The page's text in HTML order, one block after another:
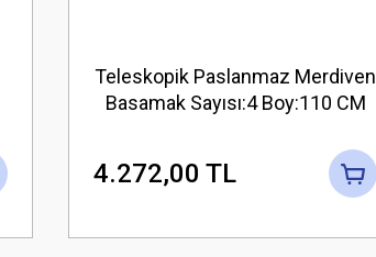
Teleskopik Paslanmaz Merdiven
Basamak Sayısı:4 Boy:110 CM
4.272,00 TL